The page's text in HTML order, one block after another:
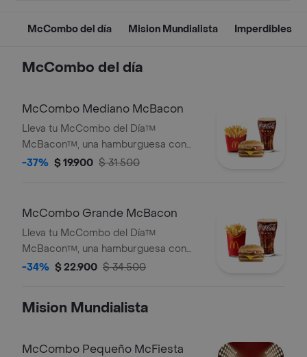
McCombo del día Mision Mundialista Imperdibles
McCombo del día
McCombo Mediano McBacon
Lleva tu McCombo del Día™
McBacon™, una hamburguesa con
dos jugosas carnes de res de 50 g
tomate y mostaza, en pan dorado con
medianas y bebida mediana a
elección.
-37% $ 19.900 $ 31.500
McCombo Grande McBacon
Lleva tu McCombo del Día™
McBacon™, una hamburguesa con
dos jugosas carnes de res de 50 g
tomate y mostaza, en pan dorado con
grandes y bebida grande a elección.
-34% $ 22.900 $ 34.500
Mision Mundialista
McCombo Pequeño McFiesta